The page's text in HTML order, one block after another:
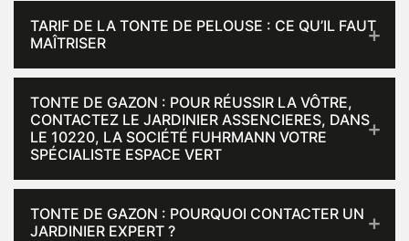
TARIF DE LA TONTE DE PELOUSE : CE QU’IL FAUT
MAÎTRISER
TONTE DE GAZON : POUR RÉUSSIR LA VÔTRE,
CONTACTEZ LE JARDINIER ASSENCIERES, DANS
LE 10220, LA SOCIÉTÉ FUHRMANN VOTRE
SPÉCIALISTE ESPACE VERT
TONTE DE GAZON : POURQUOI CONTACTER UN
JARDINIER EXPERT ?